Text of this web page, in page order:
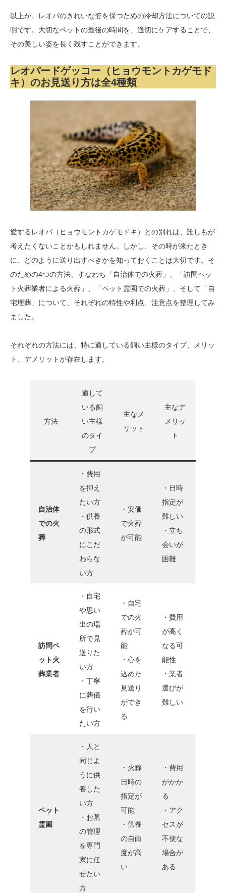
以上が、レオパのきれいな姿を保つための冷却方法についての説
明です。大切なペットの最後の時間を、適切にケアすることで、
その美しい姿を長く残すことができます。
レオパードゲッコー（ヒョウモントカゲモド
キ）のお見送り方は全4種類
愛するレオパ（ヒョウモントカゲモドキ）との別れは、誰しもが
考えたくないことかもしれません。しかし、その時が来たとき
に、どのように送り出すべきかを知っておくことは大切です。そ
のための4つの方法、すなわち「自治体での火葬」、「訪問ペッ
ト火葬業者による火葬」、「ペット霊園での火葬」、そして「自
宅埋葬」について、それぞれの特性や利点、注意点を整理してみ
ました。
それぞれの方法には、特に適している飼い主様のタイプ、メリッ
ト、デメリットが存在します。
方法
適して
いる飼
い主様
のタイ
プ
主なメ
リット
主なデ
メリッ
ト
自治体
での火
葬
・費用
を抑え
たい方
・供養
の形式
にこだ
わらな
い方
・安価
で火葬
が可能
・日時
指定が
難しい
・立ち
会いが
困難
訪問ペ
ット火
葬業者
・自宅
や思い
出の場
所で見
送りた
い方
・丁寧
に葬儀
を行い
たい方
・自宅
での火
葬が可
能
・心を
込めた
見送り
ができ
る
・費用
が高く
なる可
能性
・業者
選びが
難しい
ペット
霊園
・人と
同じよ
うに供
養した
い方
・お墓
の管理
を専門
家に任
せたい
方
・火葬
日時の
指定が
可能
・供養
の自由
度が高
い
・費用
がかか
る
・アク
セスが
不便な
場合が
ある